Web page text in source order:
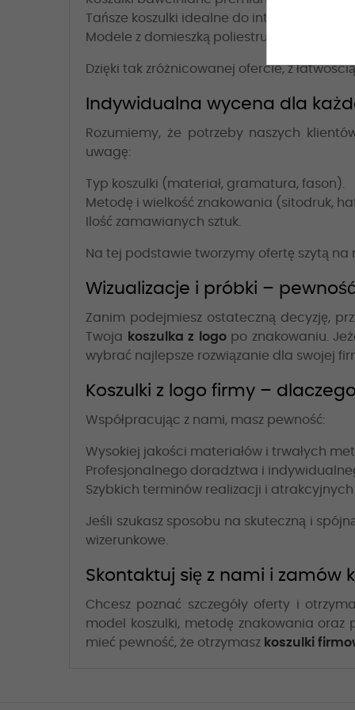
Tańsze koszulki idealne do intensywnego
Modele z domieszką poliestru,
Dzięki tak zróżnicowanej ofercie, z
Indywidualna wycena dla
Rozumiemy, że potrzeby naszych
uwagę:
Typ koszulki (materiał, gramatura, fason).
Metodę i wielkość znakowania (sitodruk,
Ilość zamawianych sztuk.
Na tej podstawie tworzymy ofertę szytą
Wizualizacje i próbki –
Zanim podejmiesz ostateczną decyzję,
Twoja
koszulka z logopo znakowaniu.
wybrać najlepsze rozwiązanie dla swojej
Koszulki z logo firmy –
Współpracując z nami, masz pewność:
Wysokiej jakości materiałów i trwałych
Profesjonalnego doradztwa i
Szybkich terminów realizacji i
Jeśli szukasz sposobu na skuteczną i
wizerunkowe.
Skontaktuj się z nami i zamów
Chcesz poznać szczegóły oferty i
model koszulki, metodę znakowania oraz
mieć pewność, że otrzymasz koszulki